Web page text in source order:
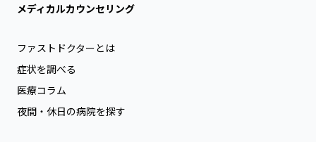
メディカルカウンセリング
ファストドクターとは
症状を調べる
医療コラム
夜間・休日の病院を探す